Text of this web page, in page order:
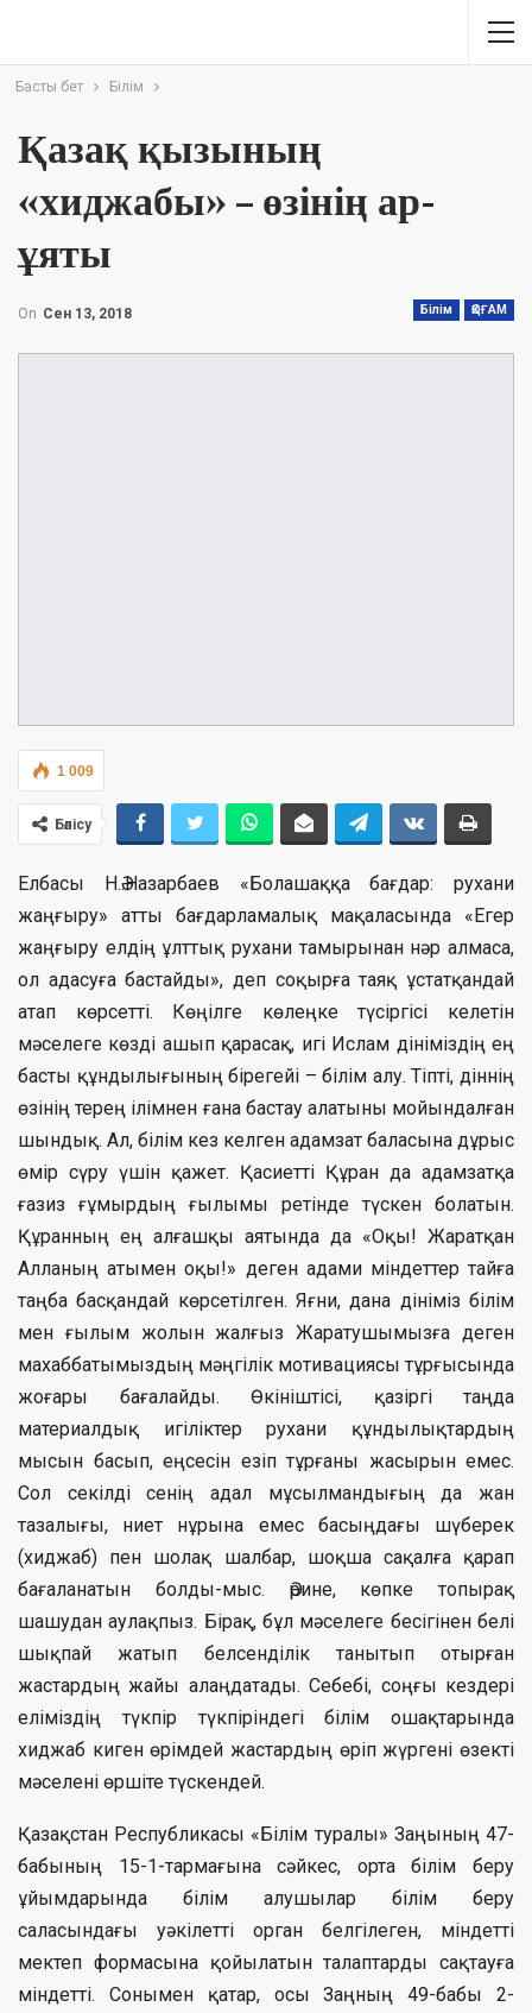
Басты бет Білім
Қазақ қызының
«хиджабы» – өзінің ар-
ұяты
Білім ҚОҒАМ
On Сен 13, 2018
1 009
Бөлісу
Елбасы Н.Ә.Назарбаев «Болашаққа бағдар: рухани
жаңғыру» атты бағдарламалық мақаласында «Егер
жаңғыру елдің ұлттық рухани тамырынан нәр алмаса,
ол адасуға бастайды», деп соқырға таяқ ұстатқандай
атап көрсетті. Көңілге көлеңке түсіргісі келетін
мәселеге көзді ашып қарасақ, игі Ислам дініміздің ең
басты құндылығының бірегейі – білім алу. Тіпті, діннің
өзінің терең ілімнен ғана бастау алатыны мойындалған
шындық. Ал, білім кез келген адамзат баласына дұрыс
өмір сүру үшін қажет. Қасиетті Құран да адамзатқа
ғазиз ғұмырдың ғылымы ретінде түскен болатын.
Құранның ең алғашқы аятында да «Оқы! Жаратқан
Алланың атымен оқы!» деген адами міндеттер тайға
таңба басқандай көрсетілген. Яғни, дана дініміз білім
мен ғылым жолын жалғыз Жаратушымызға деген
махаббатымыздың мәңгілік мотивациясы тұрғысында
жоғары бағалайды. Өкініштісі, қазіргі таңда
материалдық игіліктер рухани құндылықтардың
мысын басып, еңсесін езіп тұрғаны жасырын емес.
Сол секілді сенің адал мұсылмандығың да жан
тазалығы, ниет нұрына емес басыңдағы шүберек
(хиджаб) пен шолақ шалбар, шоқша сақалға қарап
бағаланатын болды-мыс. Әрине, көпке топырақ
шашудан аулақпыз. Бірақ, бұл мәселеге бесігінен белі
шықпай жатып белсенділік танытып отырған
жастардың жайы алаңдатады. Себебі, соңғы кездері
еліміздің түкпір түкпіріндегі білім ошақтарында
хиджаб киген өрімдей жастардың өріп жүргені өзекті
мәселені өршіте түскендей.
Қазақстан Республикасы «Білім туралы» Заңының 47-
бабының 15-1-тармағына сәйкес, орта білім беру
ұйымдарында білім алушылар білім беру
саласындағы уәкілетті орган белгілеген, міндетті
мектеп формасына қойылатын талаптарды сақтауға
міндетті. Сонымен қатар, осы Заңның 49-бабы 2-